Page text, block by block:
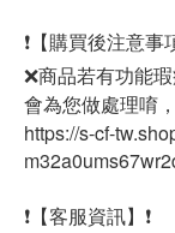
❗【購買後注意事
❌商品若有功能
會為您做處理唷
https://s-cf-
❗【客服資訊】❗